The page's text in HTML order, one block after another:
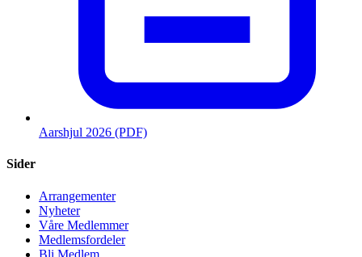
Aarshjul 2026 (PDF)
Sider
Arrangementer
Nyheter
Våre Medlemmer
Medlemsfordeler
Bli Medlem